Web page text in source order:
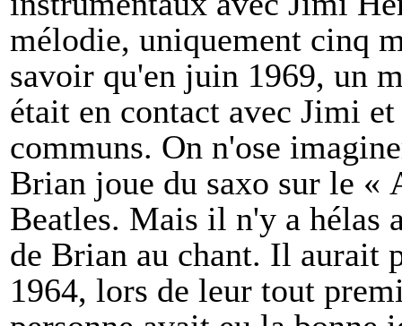
mélodie, uniquement cinq
savoir qu'en juin 1969, un
était en contact avec Jimi
communs. On n'ose
Brian joue du saxo sur le
Beatles. Mais il n'y a hélas
de Brian au chant. Il aurait
1964, lors de leur tout